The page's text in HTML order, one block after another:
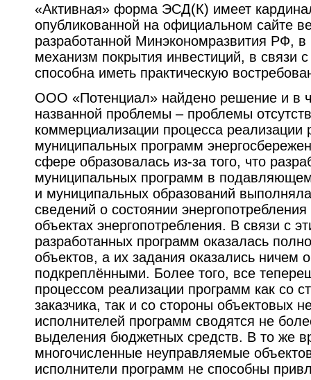
«Активная» форма ЭСД(К) имеет
опубликованной на официальном сайте
разработанной Минэкономразвития РФ, в
механизм покрытия инвестиций, в связи
способна иметь практическую
ООО «Потенциал» найдено решение и в
названной проблемы – проблемы
коммерциализации процесса реализации
муниципальных программ
сфере образовалась из-за того, что
муниципальных программ в
и муниципальных образований
сведений о состоянии
объектах энергопотребления. В связи с
разработанных программ оказалась
объектов, а их задания оказались ничем
подкреплёнными. Более того, все
процессом реализации программ как со
заказчика, так и со стороны объектовых
исполнителей программ сводятся не
выделения бюджетных средств. В то же
многочисленные неуправляемые
исполнители программ не способны